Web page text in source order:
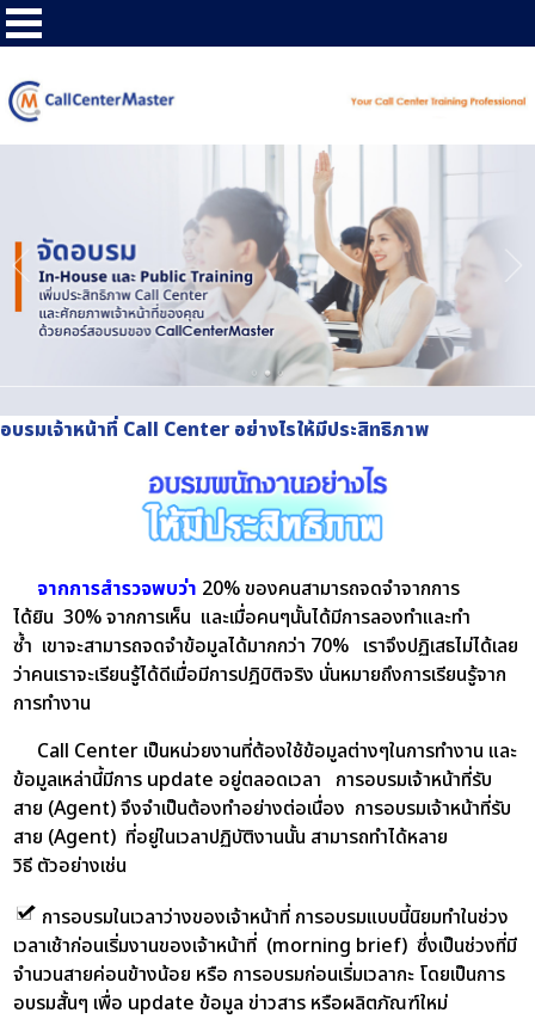
อบรมเจ้าหน้าที่ Call Center อย่างไรให้มีประสิทธิภาพ
จากการสำรวจพบว่า 20% ของคนสามารถจดจำจากการ
ได้ยิน 30% จากการเห็น และเมื่อคนๆนั้นได้มีการลองทำและทำ
ซ้ำ เขาจะสามารถจดจำข้อมูลได้มากกว่า 70% เราจึงปฏิเสธไม่ได้เลย
ว่าคนเราจะเรียนรู้ได้ดีเมื่อมีการปฎิบิติจริง นั่นหมายถึงการเรียนรู้จาก
การทำงาน
Call Center เป็นหน่วยงานที่ต้องใช้ข้อมูลต่างๆในการทำงาน และ
ข้อมูลเหล่านี้มีการ update อยู่ตลอดเวลา การอบรมเจ้าหน้าที่รับ
สาย (Agent) จึงจำเป็นต้องทำอย่างต่อเนื่อง การอบรมเจ้าหน้าที่รับ
สาย (Agent) ที่อยู่ในเวลาปฏิบัติงานนั้น สามารถทำได้หลาย
วิธี ตัวอย่างเช่น
การอบรมในเวลาว่างของเจ้าหน้าที่ การอบรมแบบนี้นิยมทำในช่วง
เวลาเช้าก่อนเริ่มงานของเจ้าหน้าที่ (morning brief) ซึ่งเป็นช่วงที่มี
จำนวนสายค่อนข้างน้อย หรือ การอบรมก่อนเริ่มเวลากะ โดยเป็นการ
อบรมสั้นๆ เพื่อ update ข้อมูล ข่าวสาร หรือผลิตภัณฑ์ใหม่